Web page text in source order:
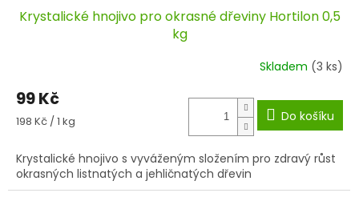
Krystalické hnojivo pro okrasné dřeviny Hortilon 0,5
kg
Skladem (3 ks)
99 Kč
Měrná
198 Kč / 1 kg Do košíku
Krystalické hnojivo s vyváženým složením pro zdravý růst
okrasných listnatých a jehličnatých dřevin